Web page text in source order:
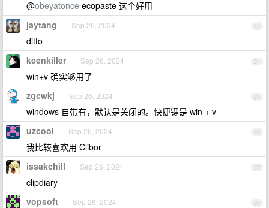
@obeyatonce ecopaste 这个好用
23
jaytang Sep 26, 2024
ditto
24
keenkiller Sep 26, 2024
win+v 确实够用了
25
zgcwkj Sep 26, 2024
windows 自带有，默认是关闭的。快捷键是 win + v
26
uzcool Sep 26, 2024
我比较喜欢用 Clibor
27
issakchill Sep 26, 2024
clipdiary
28
vopsoft Sep 26, 2024